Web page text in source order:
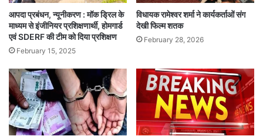
आपदा प्रबंधन, न्यूनीकरण : मॉक ड्रिल के
माध्यम से इंजीनियर प्रशिक्षणार्थी, होमगार्ड
एवं SDERF की टीम को दिया प्रशिक्षण
February 15, 2025
विधायक रामेश्वर शर्मा ने कार्यकर्ताओं संग
देखी फिल्म शतक
February 28, 2026